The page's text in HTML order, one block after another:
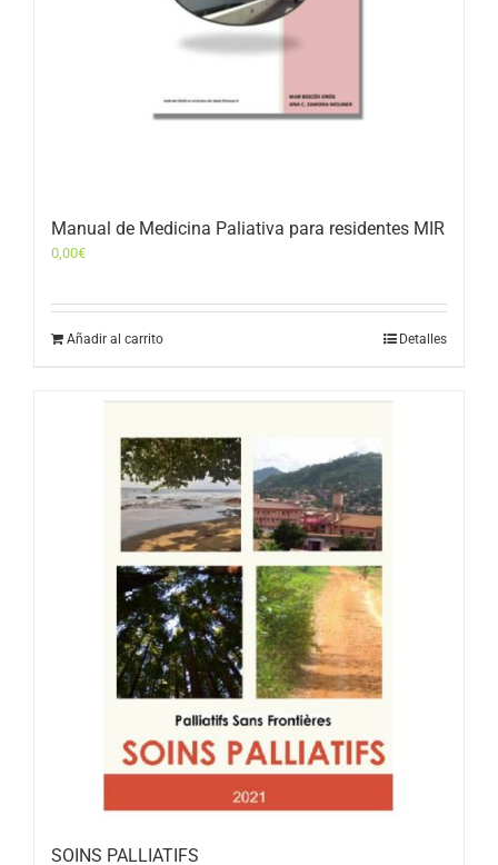
Manual de Medicina Paliativa para residentes MIR
0,00€
Añadir al carrito Detalles
SOINS PALLIATIFS